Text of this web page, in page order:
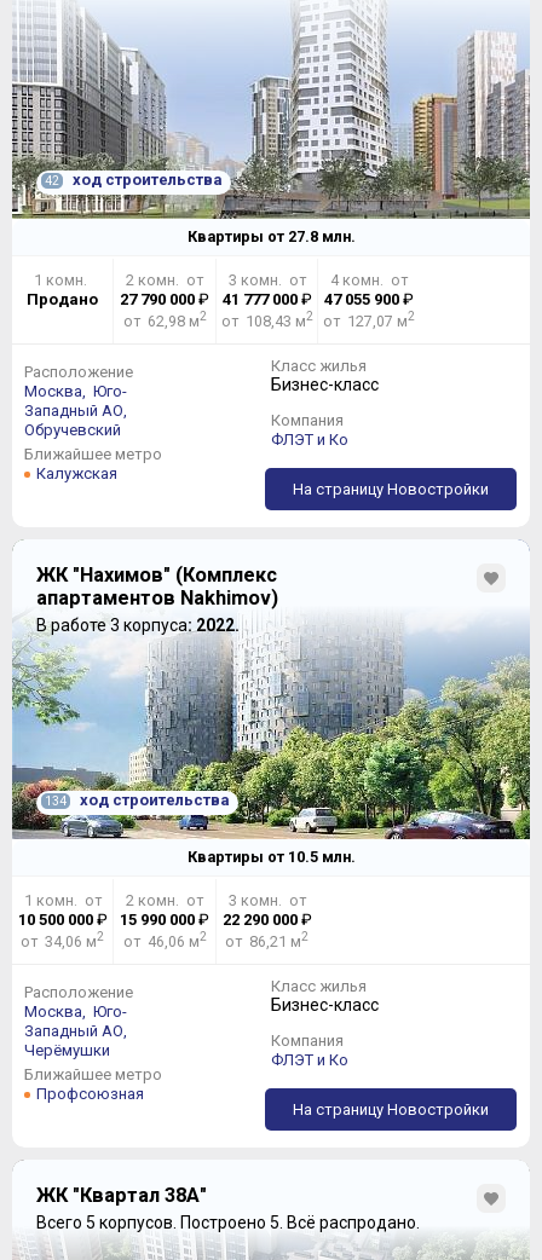
42 ход строительства
Квартиры от 27.8млн.
1 комн.
Продано
2 комн. от
27 790 000 ₽
от 62,98 м2
3 комн. от
41 777 000₽
от 108,43 м2
4 комн. от
47 055 900 ₽
от 127,07 м2
Расположение
Москва, Юго-
Западный АО,
Обручевский
Ближайшее метро
Калужская
Класс жилья
Бизнес-класс
Компания
ФЛЭТ и Ко
На страницу Новостройки
ЖК "Нахимов" (Комплекс
апартаментов Nakhimov)
В работе 3 корпуса: 2022.
134 ход строительства
Квартиры от 10.5млн.
1 комн. от
10 500 000₽
от 34,06 м2
2 комн. от
15 990 000 ₽
от 46,06 м2
3 комн. от
22 290 000₽
от 86,21 м2
Расположение
Москва, Юго-
Западный АО,
Черёмушки
Ближайшее метро
Профсоюзная
Класс жилья
Бизнес-класс
Компания
ФЛЭТ и Ко
На страницу Новостройки
ЖК "Квартал 38А"
Всего 5 корпусов. Построено 5. Всё распродано.